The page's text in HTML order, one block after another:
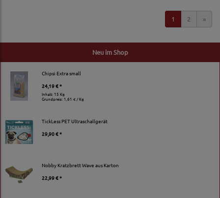
Neu im Shop
Chipsi Extra small
24,19 € *
Inhalt: 15 Kg
Grundpreis: 1,61 € / Kg
TickLess PET Ultraschallgerät
29,90 € *
Nobby Kratzbrett Wave aus Karton
22,99 € *
1 2 »